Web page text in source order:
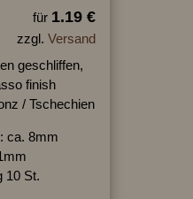
für 1.19 €
zzgl. Versand
geschliffen,
finish
/ Tschechien
ca. 8mm
10 St.